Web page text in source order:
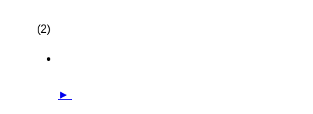
(2)
►